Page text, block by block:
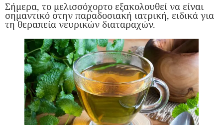
Σήμερα, το μελισσόχορτο εξακολουθεί να είναι
σημαντικό στην παραδοσιακή ιατρική, ειδικά για
τη θεραπεία νευρικών διαταραχών.